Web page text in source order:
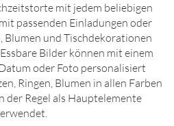
mit jedem beliebigen
passenden Einladungen oder
und Tischdekorationen
Bilder können mit einem
oder Foto personalisiert
Ringen, Blumen in allen Farben
der Regel als Hauptelemente